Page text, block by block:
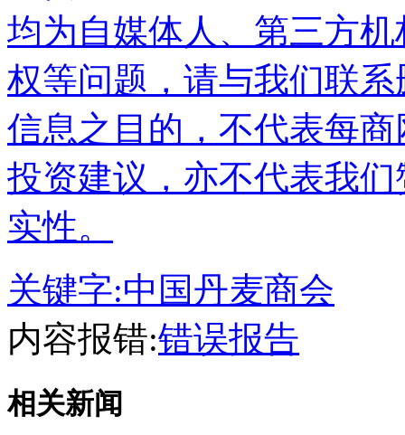
均为自媒体人、第三方
权等问题，请与我们联
信息之目的，不代表每
投资建议，亦不代表我
实性。
关键字:中国丹麦商会
内容报错:错误报告
相关新闻